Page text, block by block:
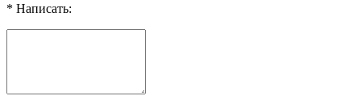
* Написать: